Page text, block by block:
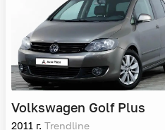
Volkswagen Golf Plus
2011 г. Trendline